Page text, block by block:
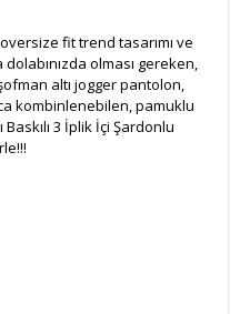
fit trend tasarımı ve
olması gereken,
altı jogger pantolon,
kombinlenebilen, pamuklu
3 İplik İçi Şardonlu